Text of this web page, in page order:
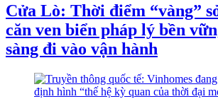
Cửa Lò: Thời điểm “vàng”
căn ven biển pháp lý bền
sàng đi vào vận hành